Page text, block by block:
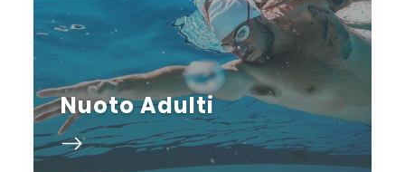
Nuoto Adulti